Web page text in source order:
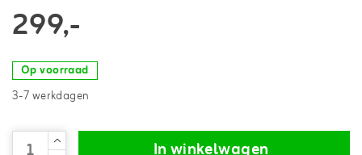
299,-
Op voorraad
3-7 werkdagen
In winkelwagen